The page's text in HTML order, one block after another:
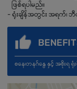
ဖြစ်ရပါမည်။
- ရုံးချိန်အတွင်း အရက်၊ ဘီ
စနေ၊တနဂ်နွေ နှင့် အစိုးရ